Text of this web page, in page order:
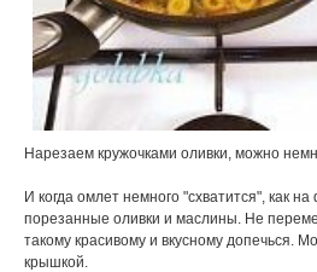
Нарезаем кружочками оливки, можно
И когда омлет немного "схватится", как
порезанные оливки и маслины. Не
такому красивому и вкусному допечься.
крышкой.